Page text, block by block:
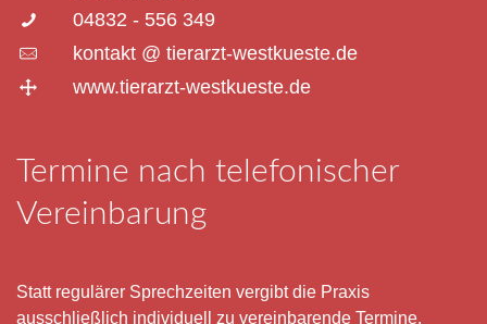
04832 - 556 349
kontakt @ tierarzt-westkueste.de
www.tierarzt-westkueste.de
Termine nach telefonischer
Vereinbarung
Statt regulärer Sprechzeiten vergibt die Praxis
ausschließlich individuell zu vereinbarende Termine.